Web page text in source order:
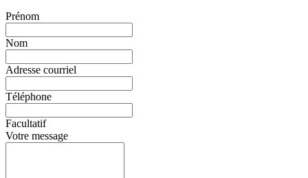
Prénom
Nom
Adresse courriel
Téléphone
Facultatif
Votre message